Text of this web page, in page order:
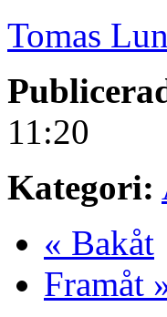
Tomas
11:20
Kategori:
« Bakåt
Framåt